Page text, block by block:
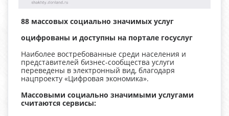
88 массовых социально значимых услуг
оцифрованы и доступны на портале госуслуг
Наиболее востребованные среди населения и
представителей бизнес-сообщества услуги
переведены в электронный вид, благодаря
нацпроекту «Цифровая экономика».
Массовыми социально значимыми услугами
считаются сервисы: